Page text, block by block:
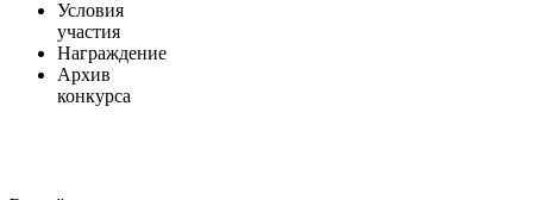
Условия
участия
Награждение
Архив
конкурса